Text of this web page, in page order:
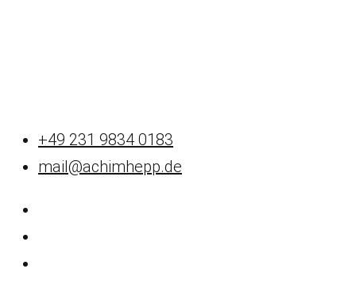
+49 231 9834 0183
mail@achimhepp.de